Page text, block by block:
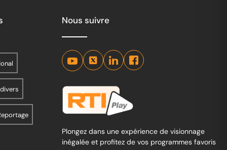
Nous suivre
Plongez dans une expérience de visionnage
inégalée et profitez de vos programmes favoris